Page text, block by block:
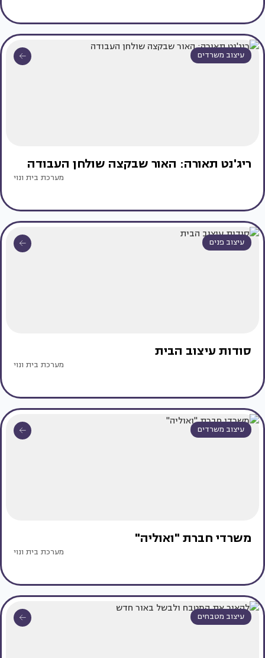
עיצוב משרדים
ריג'נט תאורה: האור שבקצה שולחן העבודה
מערכת בית ונוי
עיצוב פנים
סודות עיצוב הבית
מערכת בית ונוי
עיצוב משרדים
משרדי חברת "ואוליה"
מערכת בית ונוי
עיצוב מטבחים